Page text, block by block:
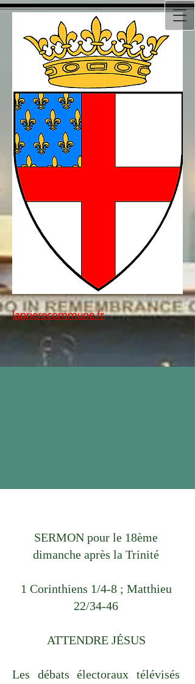
laprierecommune.fr
SERMON pour le 18ème
dimanche après la Trinité
1 Corinthiens 1/4-8 ; Matthieu
22/34-46
ATTENDRE JÉSUS
Les débats électoraux télévisés